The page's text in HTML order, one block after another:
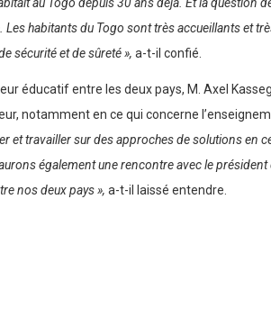
habitants du Togo sont très accueillants et
sécurité et de sûreté », a-t-il confié.
éducatif entre les deux pays, M. Axel
notamment en ce qui concerne
travailler sur des approches de solutions en
également une rencontre avec le
nos deux pays », a-t-il laissé entendre.